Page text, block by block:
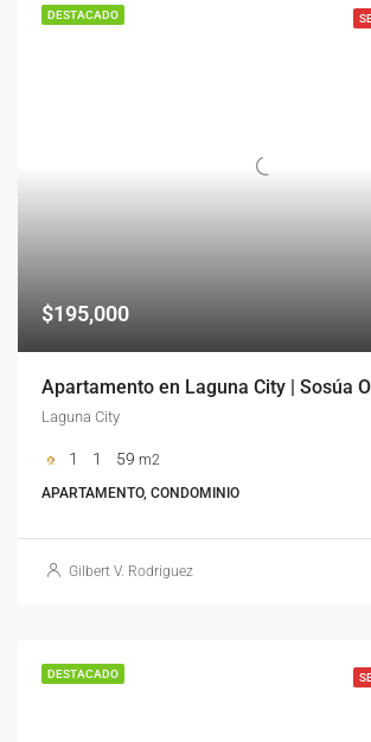
DESTACADO
$195,000
Apartamento en Laguna City | Sosúa
Laguna City
1 1 59 m2
APARTAMENTO, CONDOMINIO
Gilbert V. Rodriguez
DESTACADO